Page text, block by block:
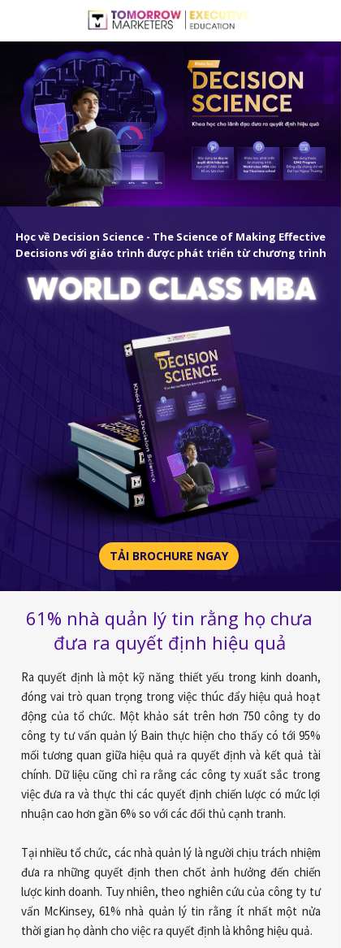
TẢI BROCHURE NGAY
Học về Decision Science - The Science of Making Effective
Decisions với giáo trình được phát triển từ chương trình
Ra quyết định là một kỹ năng thiết yếu trong kinh doanh,
đóng vai trò quan trọng trong việc thúc đẩy hiệu quả hoạt
động của tổ chức. Một khảo sát trên hơn 750 công ty do
công ty tư vấn quản lý Bain thực hiện cho thấy có tới 95%
mối tương quan giữa hiệu quả ra quyết định và kết quả tài
chính. Dữ liệu cũng chỉ ra rằng các công ty xuất sắc trong
việc đưa ra và thực thi các quyết định chiến lược có mức lợi
nhuận cao hơn gần 6% so với các đối thủ cạnh tranh.
Tại nhiều tổ chức, các nhà quản lý là người chịu trách nhiệm
đưa ra những quyết định then chốt ảnh hưởng đến chiến
lược kinh doanh. Tuy nhiên, theo nghiên cứu của công ty tư
vấn McKinsey, 61% nhà quản lý tin rằng ít nhất một nửa
thời gian họ dành cho việc ra quyết định là không hiệu quả.
61% nhà quản lý tin rằng họ chưa
đưa ra quyết định hiệu quả